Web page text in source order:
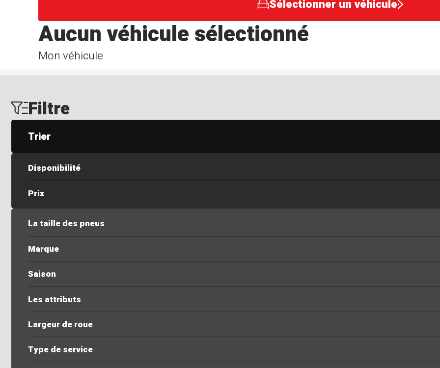
Sélectionner un véhicule
Mon véhicule
Aucun véhicule sélectionné
Filtre
Trier
Disponibilité
Prix
La taille des pneus
Marque
Saison
Les attributs
Largeur de roue
Type de service